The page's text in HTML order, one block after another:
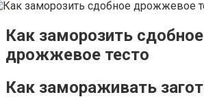
Как заморозить сдобное
дрожжевое тесто
Как замораживать